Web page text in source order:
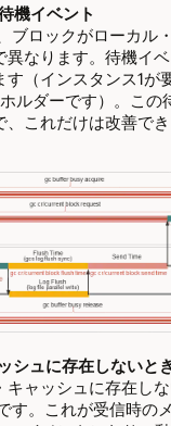
機イベント
ブロックがローカル
なります。待機イベ
（インスタンス1が
ルダーです）。この
、これだけは改善で
シュに存在しないと
キャッシュに存在し
す。これが受信時の